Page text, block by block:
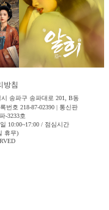
방침
송파구 송파대로 201, B동
번호 218-87-02390 | 통신판
-3233호
10:00~17:00 / 점심시간
휴무)